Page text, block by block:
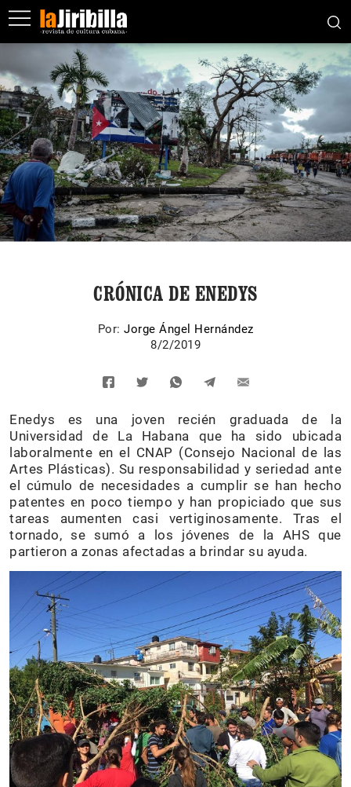
CRÓNICA DE ENEDYS
Por: Jorge Ángel Hernández
8/2/2019
Enedys es una joven recién graduada de la
Universidad de La Habana que ha sido ubicada
laboralmente en el CNAP (Consejo Nacional de las
Artes Plásticas). Su responsabilidad y seriedad ante
el cúmulo de necesidades a cumplir se han hecho
patentes en poco tiempo y han propiciado que sus
tareas aumenten casi vertiginosamente. Tras el
tornado, se sumó a los jóvenes de la AHS que
partieron a zonas afectadas a brindar su ayuda.